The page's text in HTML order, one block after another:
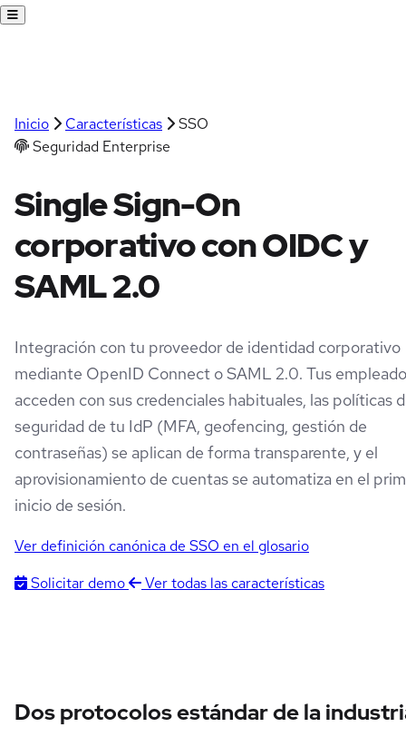
Inicio Características
SSO
Seguridad Enterprise
Single Sign-On
corporativo con OIDC y
SAML 2.0
Integración con tu proveedor de identidad corporativo
mediante OpenID Connect o SAML 2.0. Tus
acceden con sus credenciales habituales, las políticas
seguridad de tu IdP (MFA, geofencing, gestión de
contraseñas) se aplican de forma transparente, y el
aprovisionamiento de cuentas se automatiza en el
inicio de sesión.
Ver definición canónica de SSO en el glosario
Solicitar demo
Ver todas las características
Dos protocolos estándar de la